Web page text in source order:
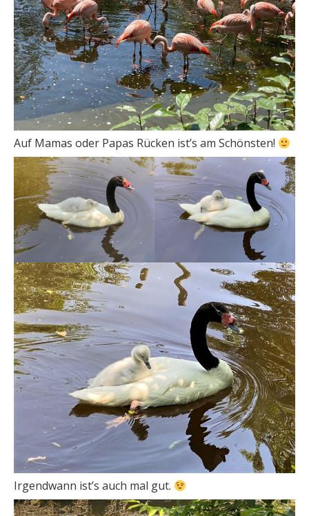
Auf Mamas oder Papas Rücken ist’s am Schönsten!
Irgendwann ist’s auch mal gut.